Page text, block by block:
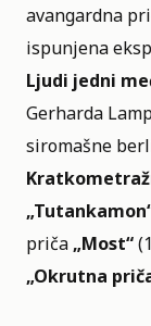
avangardna
ispunjena
Ljudi jedni
Gerharda
siromašne
priča „Most“
„Okrutna